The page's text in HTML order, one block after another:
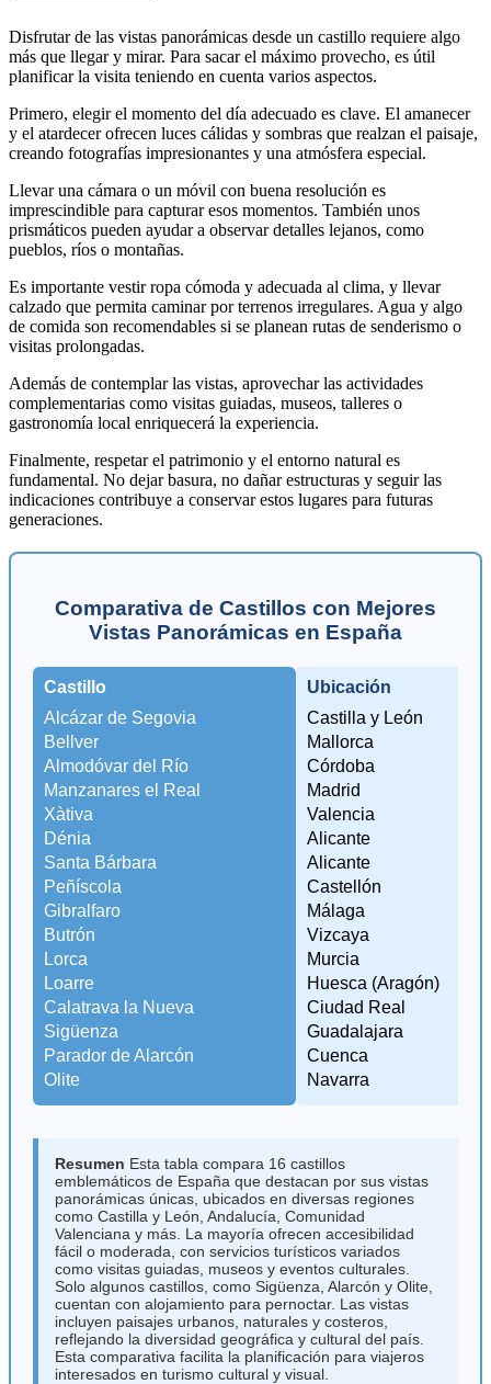
Disfrutar de las vistas panorámicas desde un castillo requiere algo
más que llegar y mirar. Para sacar el máximo provecho, es útil
planificar la visita teniendo en cuenta varios aspectos.
Primero, elegir el momento del día adecuado es clave. El amanecer
y el atardecer ofrecen luces cálidas y sombras que realzan el paisaje,
creando fotografías impresionantes y una atmósfera especial.
Llevar una cámara o un móvil con buena resolución es
imprescindible para capturar esos momentos. También unos
prismáticos pueden ayudar a observar detalles lejanos, como
pueblos, ríos o montañas.
Es importante vestir ropa cómoda y adecuada al clima, y llevar
calzado que permita caminar por terrenos irregulares. Agua y algo
de comida son recomendables si se planean rutas de senderismo o
visitas prolongadas.
Además de contemplar las vistas, aprovechar las actividades
complementarias como visitas guiadas, museos, talleres o
gastronomía local enriquecerá la experiencia.
Finalmente, respetar el patrimonio y el entorno natural es
fundamental. No dejar basura, no dañar estructuras y seguir las
indicaciones contribuye a conservar estos lugares para futuras
generaciones.
Comparativa de Castillos con Mejores
Vistas Panorámicas en España
Castillo
Alcázar de Segovia
Bellver
Almodóvar del Río
Manzanares el Real
Xàtiva
Dénia
Santa Bárbara
Peñíscola
Gibralfaro
Butrón
Lorca
Loarre
Calatrava la Nueva
Sigüenza
Parador de Alarcón
Olite
Ubicación
Castilla y León
Mallorca
Córdoba
Madrid
Valencia
Alicante
Alicante
Castellón
Málaga
Vizcaya
Murcia
Huesca (Aragón)
Ciudad Real
Guadalajara
Cuenca
Navarra
Resumen Esta tabla compara 16 castillos
emblemáticos de España que destacan por sus vistas
panorámicas únicas, ubicados en diversas regiones
como Castilla y León, Andalucía, Comunidad
Valenciana y más. La mayoría ofrecen accesibilidad
fácil o moderada, con servicios turísticos variados
como visitas guiadas, museos y eventos culturales.
Solo algunos castillos, como Sigüenza, Alarcón y Olite,
cuentan con alojamiento para pernoctar. Las vistas
incluyen paisajes urbanos, naturales y costeros,
reflejando la diversidad geográfica y cultural del país.
Esta comparativa facilita la planificación para viajeros
interesados en turismo cultural y visual.